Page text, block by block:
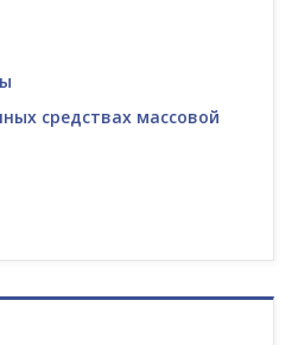
средствах массовой